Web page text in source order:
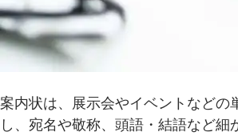
案内状は、展示会やイベントなど
し、宛名や敬称、頭語・結語など